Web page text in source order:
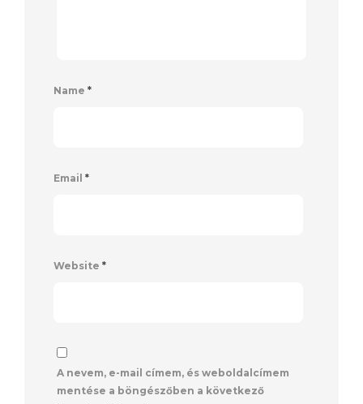
Name *
Email *
Website *
A nevem, e-mail címem, és weboldalcímem
mentése a böngészőben a következő